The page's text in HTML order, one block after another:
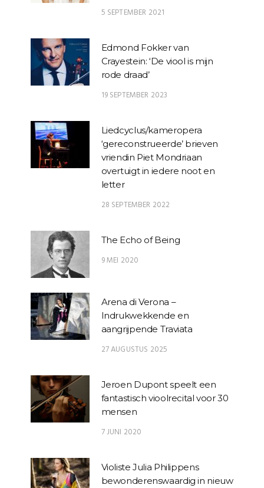
5 SEPTEMBER 2021
Edmond Fokker van
Crayestein: ‘De viool is mijn
rode draad’
19 SEPTEMBER 2023
Liedcyclus/kameropera
‘gereconstrueerde’ brieven
vriendin Piet Mondriaan
overtuigt in iedere noot en
letter
28 SEPTEMBER 2022
The Echo of Being
9 MEI 2020
Arena di Verona –
Indrukwekkende en
aangrijpende Traviata
27 AUGUSTUS 2025
Jeroen Dupont speelt een
fantastisch vioolrecital voor 30
mensen
7 JUNI 2020
Violiste Julia Philippens
bewonderenswaardig in nieuw